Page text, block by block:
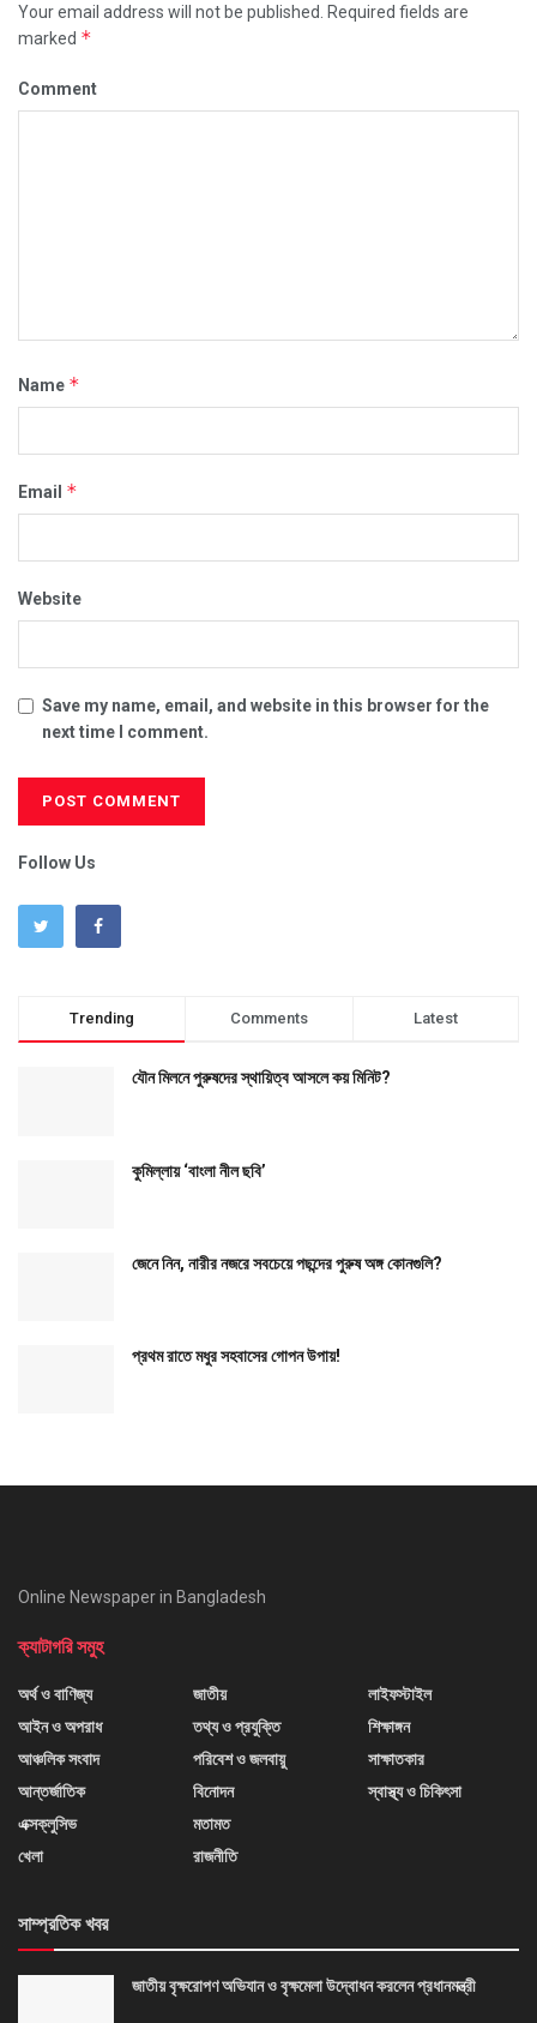
Your email address will not be published.
Required fields are
marked *
Comment
Name *
Email *
Website
Save my name, email, and website in this browser for the
next time I comment.
Follow Us
Trending Comments Latest
যৌন মিলনে পুরুষদের স্থায়িত্ব আসলে কয় মিনিট?
কুমিল্লায় ‘বাংলা নীল ছবি’
জেনে নিন, নারীর নজরে সবচেয়ে পছন্দের পুরুষ অঙ্গ কোনগুলি?
প্রথম রাতে মধুর সহবাসের গোপন উপায়!
Online Newspaper in Bangladesh
ক্যাটাগরি সমুহ
অর্থ ও বাণিজ্য
আইন ও অপরাধ
আঞ্চলিক সংবাদ
আন্তর্জাতিক
এক্সক্লুসিভ
খেলা
জাতীয়
তথ্য ও প্রযুক্তি
পরিবেশ ও জলবায়ু
বিনোদন
মতামত
রাজনীতি
লাইফস্টাইল
শিক্ষাঙ্গন
সাক্ষাতকার
স্বাস্থ্য ও চিকিৎসা
সাম্প্রতিক খবর
জাতীয় বৃক্ষরোপণ অভিযান ও বৃক্ষমেলা উদ্বোধন করলেন প্রধানমন্ত্রী